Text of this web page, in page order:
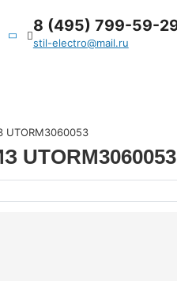
8 (495) 799-59-
stil-electro@mail.ru
UTORM3060053